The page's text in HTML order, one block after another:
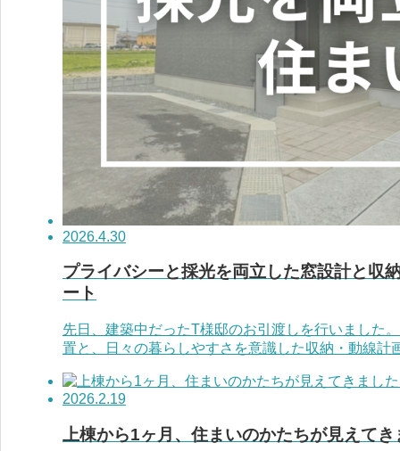
2026.4.30
プライバシーと採光を両立した窓設計と収
ート
先日、建築中だったT様邸のお引渡しを行いました
置と、日々の暮らしやすさを意識した収納・動線計
2026.2.19
上棟から1ヶ月、住まいのかたちが見えて